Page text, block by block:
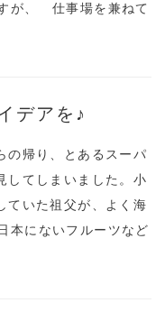
が、 仕事場を兼ねて
デアを♪
の帰り、とあるスーパ
してしまいました。小
ていた祖父が、よく海
本にないフルーツなど